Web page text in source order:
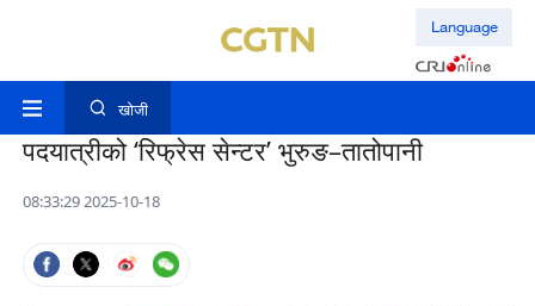
Language
खोजी
पदयात्रीको ‘रिफ्रेस सेन्टर’ भुरुङ–तातोपानी
08:33:29 2025-10-18